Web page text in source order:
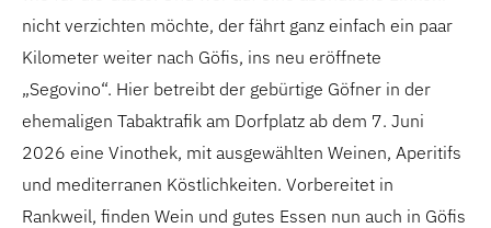
nicht verzichten möchte, der fährt ganz einfach ein paar
Kilometer weiter nach Göfis, ins neu eröffnete
„Segovino“. Hier betreibt der gebürtige Göfner in der
ehemaligen Tabaktrafik am Dorfplatz ab dem 7. Juni
2026 eine Vinothek, mit ausgewählten Weinen, Aperitifs
und mediterranen Köstlichkeiten. Vorbereitet in
Rankweil, finden Wein und gutes Essen nun auch in Göfis